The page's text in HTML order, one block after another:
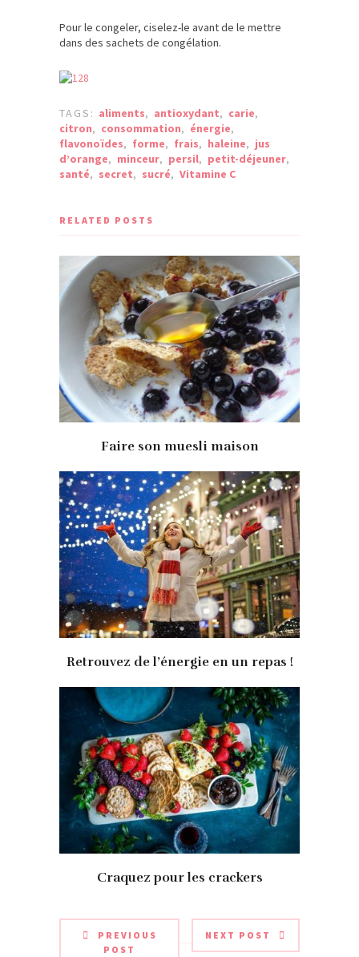
Pour le congeler, ciselez-le avant de le mettre
dans des sachets de congélation.
TAGS: aliments, antioxydant, carie,
citron, consommation, énergie,
flavonoïdes, forme, frais, haleine, jus
d’orange, minceur, persil, petit-déjeuner,
santé, secret, sucré, Vitamine C
RELATED POSTS
Faire son muesli maison
Retrouvez de l’énergie en un repas !
Craquez pour les crackers
PREVIOUS
POST
NEXT POST